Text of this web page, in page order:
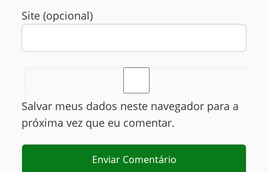
Site (opcional)
Salvar meus dados neste navegador para a
próxima vez que eu comentar.